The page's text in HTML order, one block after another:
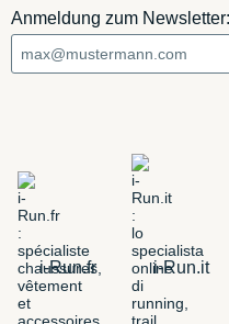
Anmeldung zum Newsletter:
i-Run.fr i-Run.it